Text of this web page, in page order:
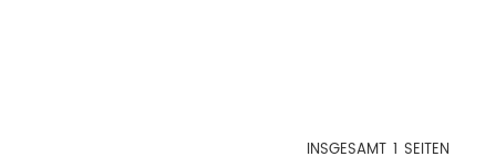
INSGESAMT 1 SEITEN